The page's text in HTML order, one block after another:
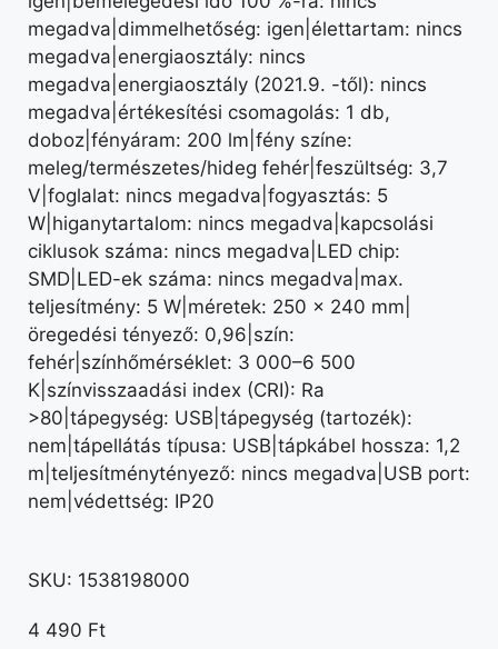
megadva|dimmelhetőség: igen|élettartam: nincs
megadva|energiaosztály: nincs
megadva|energiaosztály (2021.9. -től): nincs
megadva|értékesítési csomagolás: 1 db,
doboz|fényáram: 200 lm|fény színe:
meleg/természetes/hideg fehér|feszültség: 3,7
V|foglalat: nincs megadva|fogyasztás: 5
W|higanytartalom: nincs megadva|kapcsolási
ciklusok száma: nincs megadva|LED chip:
SMD|LED-ek száma: nincs megadva|max.
teljesítmény: 5 W|méretek: 250 × 240 mm|
öregedési tényező: 0,96|szín:
fehér|színhőmérséklet: 3 000–6 500
K|színvisszaadási index (CRI): Ra
>80|tápegység: USB|tápegység (tartozék):
nem|tápellátás típusa: USB|tápkábel hossza: 1,2
m|teljesítménytényező: nincs megadva|USB port:
nem|védettség: IP20
SKU: 1538198000
4 490 Ft